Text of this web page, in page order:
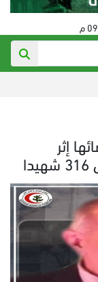
3 من أعضائها إثر